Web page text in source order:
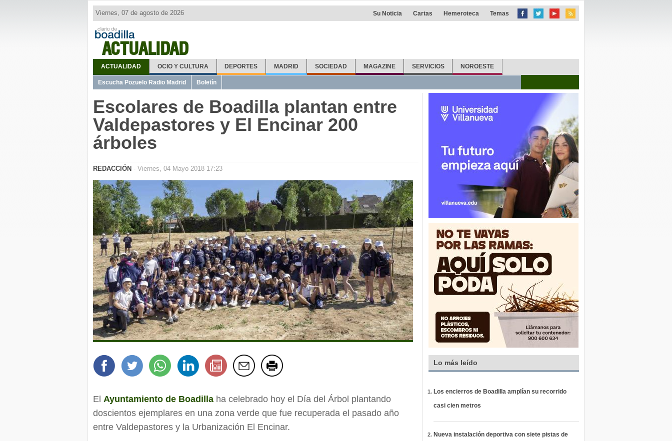
ACTUALIDAD
Viernes, 07 de agosto de 2026 Su Noticia Cartas Hemeroteca Temas
ACTUALIDAD OCIO Y CULTURA DEPORTES MADRID SOCIEDAD MAGAZINE SERVICIOS NOROESTE
Escucha Pozuelo Radio Madrid Boletín
Escolares de Boadilla plantan entre
Valdepastores y El Encinar 200
árboles
REDACCIÓN - Viernes, 04 Mayo 2018 17:23
El Ayuntamiento de Boadilla ha celebrado hoy el Día del Árbol plantando
doscientos ejemplares en una zona verde que fue recuperada el pasado año
entre Valdepastores y la Urbanización El Encinar.
Lo más leído
Los encierros de Boadilla amplían su recorrido
casi cien metros
Nueva instalación deportiva con siete pistas de